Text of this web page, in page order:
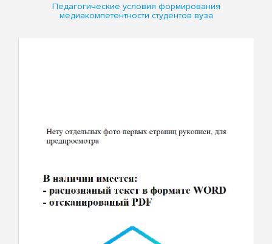
Педагогические условия формирования
медиакомпетентности студентов вуза